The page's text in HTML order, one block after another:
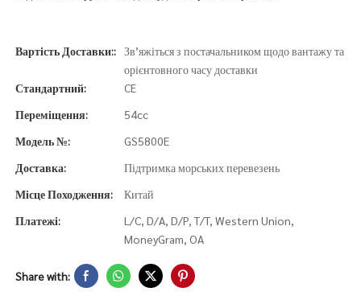
Вартість Доставки:: Зв’яжіться з постачальником щодо вантажу та
орієнтовного часу доставки
Стандартний:
CE
Переміщення:
54cc
Модель №:
GS5800E
Доставка:
Підтримка морських перевезень
Місце Походження:
Китай
Платежі:
L/C, D/A, D/P, T/T, Western Union,
MoneyGram, OA
Share with: